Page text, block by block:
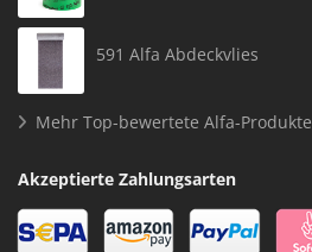
591 Alfa Abdeckvlies
Mehr Top-bewertete Alfa-Produkte
Akzeptierte Zahlungsarten